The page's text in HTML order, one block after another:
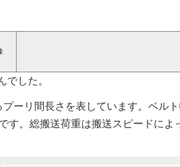
した。
ーリ間長さを表しています。ベル
す。総搬送荷重は搬送スピードによ